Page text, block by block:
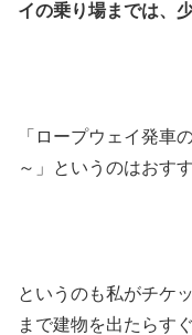
イの乗り場までは、
「ロープウェイ発車
～」というのはおす
というのも私がチケ
まで建物を出たらす